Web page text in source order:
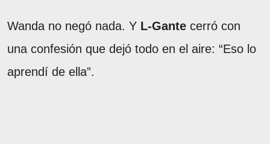
Wanda no negó nada. Y L-Gante cerró con
una confesión que dejó todo en el aire: “Eso lo
aprendí de ella”.